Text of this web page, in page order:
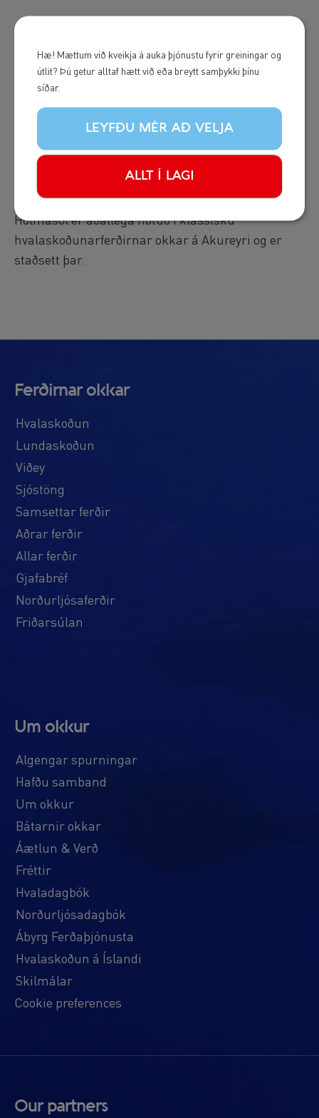
Hæ! Mættum við kveikja á auka þjónustu fyrir greiningar og
útlit? Þú getur alltaf hætt við eða breytt samþykki þínu
síðar.
LEYFÐU MÉR AÐ VELJA
ALLT Í LAGI
Ítarlegri Upplýsingar
með nokkrum útsýnispöllum og sérhönnuðum
útsýnispöllum að framan. Hólmasól er einnig
útbúin stórum borðsölum, innanhús kaffiteríu og
nokkrum salernum. Báturinn er vel hannaður
fyrir sérferðir og veislusiglingar fyrir stærri hópa.
Hólmasól er aðallega notuð í klassísku
hvalaskoðunarferðirnar okkar á Akureyri og er
staðsett þar.
Ferðirnar okkar
Hvalaskoðun
Lundaskoðun
Viðey
Sjóstöng
Samsettar ferðir
Aðrar ferðir
Allar ferðir
Gjafabréf
Norðurljósaferðir
Friðarsúlan
Um okkur
Algengar spurningar
Hafðu samband
Um okkur
Bátarnir okkar
Áætlun & Verð
Fréttir
Hvaladagbók
Norðurljósadagbók
Ábyrg Ferðaþjónusta
Hvalaskoðun á Íslandi
Skilmálar
Cookie preferences
Our partners